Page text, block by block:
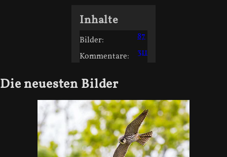
Inhalte
Bilder:
87
Kommentare:
311
Die neuesten Bilder